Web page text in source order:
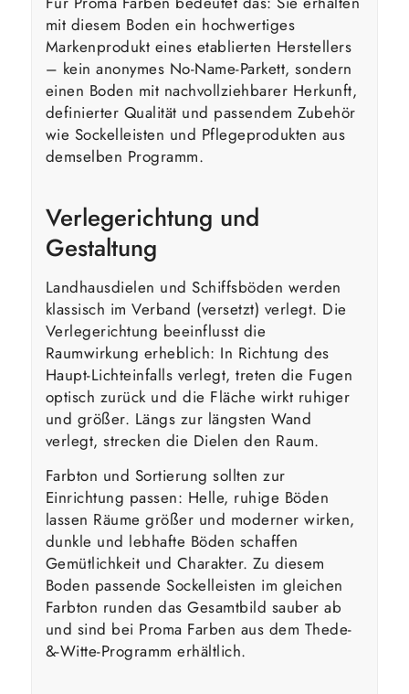
mit diesem Boden ein hochwertiges
Markenprodukt eines etablierten Herstellers
– kein anonymes No-Name-Parkett, sondern
einen Boden mit nachvollziehbarer Herkunft,
definierter Qualität und passendem Zubehör
wie Sockelleisten und Pflegeprodukten aus
demselben Programm.
Verlegerichtung und
Gestaltung
Landhausdielen und Schiffsböden werden
klassisch im Verband (versetzt) verlegt. Die
Verlegerichtung beeinflusst die
Raumwirkung erheblich: In Richtung des
Haupt-Lichteinfalls verlegt, treten die Fugen
optisch zurück und die Fläche wirkt ruhiger
und größer. Längs zur längsten Wand
verlegt, strecken die Dielen den Raum.
Farbton und Sortierung sollten zur
Einrichtung passen: Helle, ruhige Böden
lassen Räume größer und moderner wirken,
dunkle und lebhafte Böden schaffen
Gemütlichkeit und Charakter. Zu diesem
Boden passende Sockelleisten im gleichen
Farbton runden das Gesamtbild sauber ab
und sind bei Proma Farben aus dem Thede-
&-Witte-Programm erhältlich.